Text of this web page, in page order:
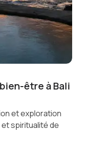
de
de voyage locale
un voyage à votre
être à Bali
et exploration
spiritualité de